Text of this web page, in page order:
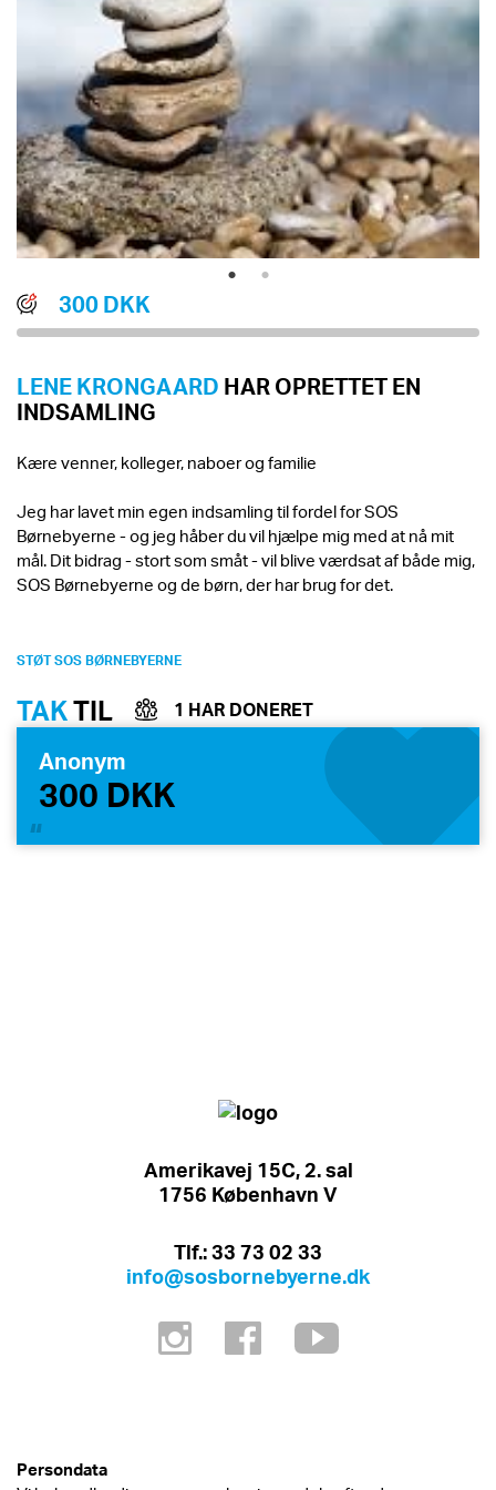
300 DKK
LENE KRONGAARD HAR OPRETTET EN
INDSAMLING
Kære venner, kolleger, naboer og familie
Jeg har lavet min egen indsamling til fordel for SOS
Børnebyerne - og jeg håber du vil hjælpe mig med at nå mit
mål. Dit bidrag - stort som småt - vil blive værdsat af både mig,
SOS Børnebyerne og de børn, der har brug for det.
STØT SOS BØRNEBYERNE
TAKTIL 1 HAR DONERET
Anonym
300 DKK
Amerikavej 15C, 2. sal
1756 København V
Tlf.: 33 73 02 33
info@sosbornebyerne.dk
Persondata